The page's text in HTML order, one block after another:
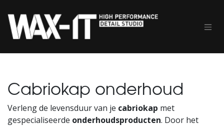
Cabriokap onderhoud
Verleng de levensduur van je cabriokap met
gespecialiseerde onderhoudsproducten. Door het